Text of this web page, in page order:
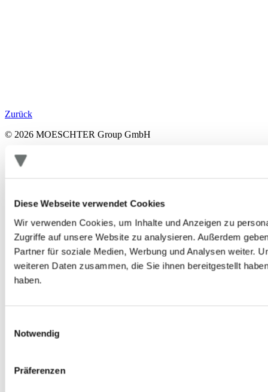
Diese Webseite verwendet Cookies
Wir verwenden Cookies, um Inhalte und Anzeigen zu
Zugriffe auf unsere Website zu analysieren. Außerdem
Partner für soziale Medien, Werbung und Analysen weiter.
weiteren Daten zusammen, die Sie ihnen bereitgestellt
haben.
Notwendig
Präferenzen
Zurück
© 2026 MOESCHTER Group GmbH
Cookies